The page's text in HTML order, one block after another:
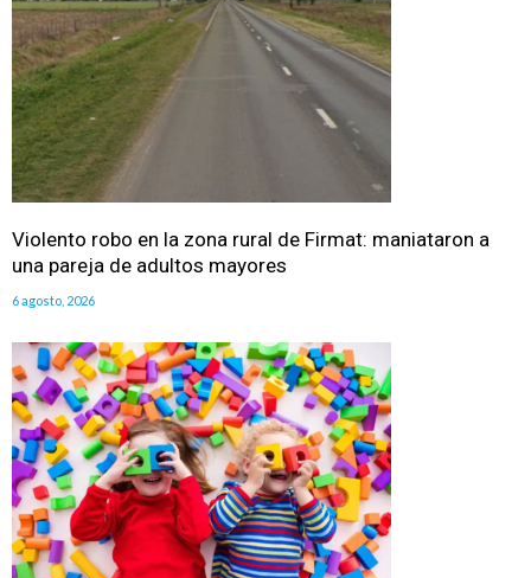
Violento robo en la zona rural de Firmat: maniataron a
una pareja de adultos mayores
6 agosto, 2026